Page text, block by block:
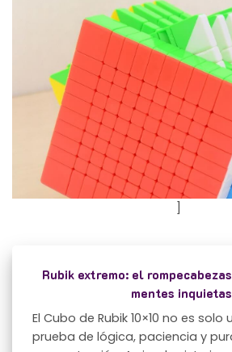
Rubik extremo: el
mentes inquietas
El Cubo de Rubik 10×10 no es solo
prueba de lógica, paciencia y